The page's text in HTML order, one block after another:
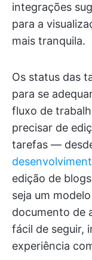
integrações
para a
mais tranquila.
Os status das
para se
fluxo de
precisar de
tarefas —
edição de
seja um
documento de
fácil de seguir,
experiência